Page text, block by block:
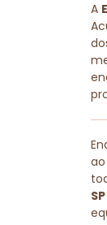
A
SP